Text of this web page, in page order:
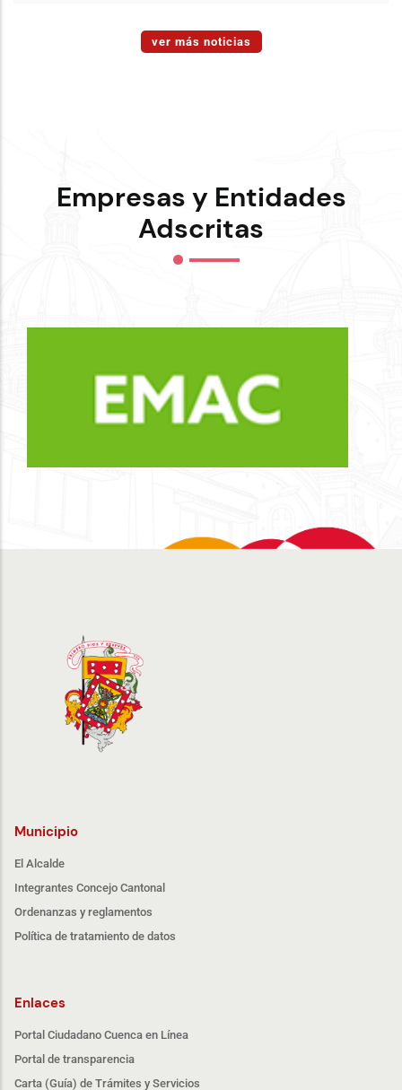
ver más noticias
Empresas y Entidades
Adscritas
Municipio
El Alcalde
Integrantes Concejo Cantonal
Ordenanzas y reglamentos
Política de tratamiento de datos
Enlaces
Portal Ciudadano Cuenca en Línea
Portal de transparencia
Carta (Guía) de Trámites y Servicios